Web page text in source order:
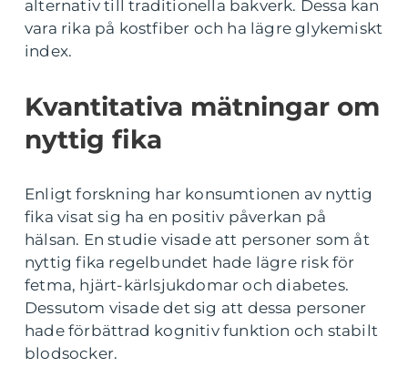
alternativ till traditionella bakverk. Dessa kan
vara rika på kostfiber och ha lägre glykemiskt
index.
Kvantitativa mätningar om
nyttig fika
Enligt forskning har konsumtionen av nyttig
fika visat sig ha en positiv påverkan på
hälsan. En studie visade att personer som åt
nyttig fika regelbundet hade lägre risk för
fetma, hjärt-kärlsjukdomar och diabetes.
Dessutom visade det sig att dessa personer
hade förbättrad kognitiv funktion och stabilt
blodsocker.